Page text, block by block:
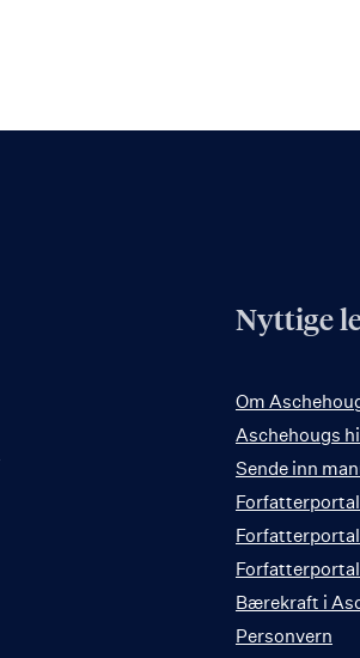
Nyttige
Om
Aschehougs
Sende inn
Bærekraft i
Personvern